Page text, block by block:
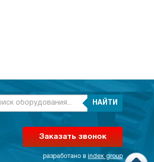
НАЙТИ
Заказать звонок
разработано в index group